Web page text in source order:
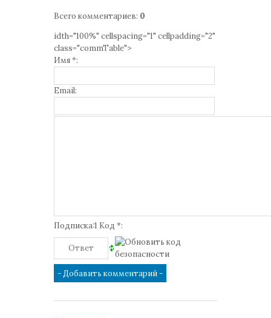
Всего комментариев: 0
idth="100%" cellspacing="1" cellpadding="2"
class="commTable">
Имя *:
Email:
Подписка:1 Код *: